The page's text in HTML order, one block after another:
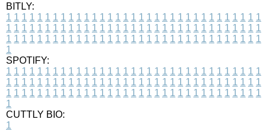
BITLY:
1 1 1 1 1 1 1 1 1 1 1 1 1 1 1 1 1 1 1 1 1 1 1 1 1 1 1 1 1 1 1 1 1
1 1 1 1 1 1 1 1 1 1 1 1 1 1 1 1 1 1 1 1 1 1 1 1 1 1 1 1 1 1 1 1 1
1 1 1 1 1 1 1 1 1 1 1 1 1 1 1 1 1 1 1 1 1 1 1 1 1 1 1 1 1 1 1 1 1
1
SPOTIFY:
1 1 1 1 1 1 1 1 1 1 1 1 1 1 1 1 1 1 1 1 1 1 1 1 1 1 1 1 1 1 1 1 1
1 1 1 1 1 1 1 1 1 1 1 1 1 1 1 1 1 1 1 1 1 1 1 1 1 1 1 1 1 1 1 1 1
1 1 1 1 1 1 1 1 1 1 1 1 1 1 1 1 1 1 1 1 1 1 1 1 1 1 1 1 1 1 1 1 1
1
CUTTLY BIO:
1